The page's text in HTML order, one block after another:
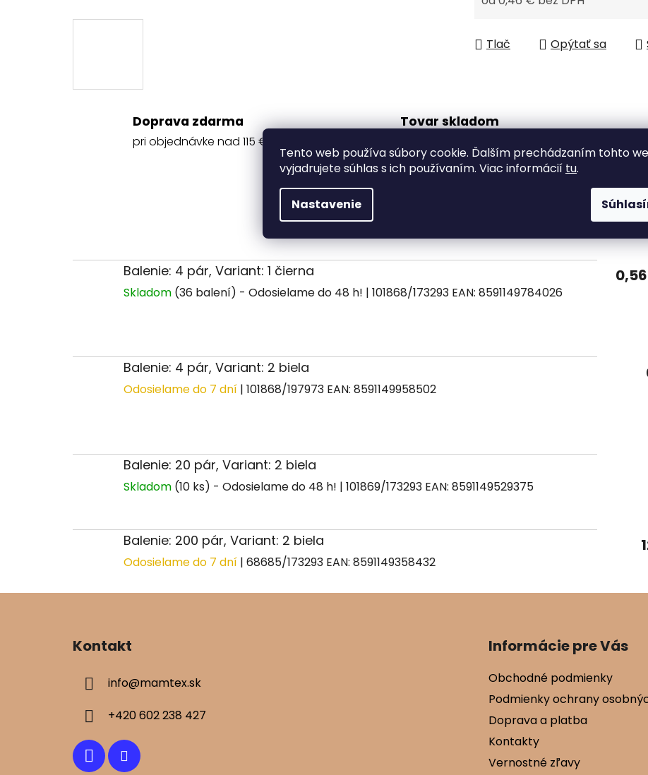
Tento web používa súbory cookie. Ďalším prechádzaním tohto
vyjadrujete súhlas s ich používaním. Viac informácií tu.
Nastavenie
Tlač
Opýtať sa
Doprava zdarma
pri objednávke nad 115 €
Tovar skladom
Varianty Diskusia
Balenie: 4 pár, Variant: 1 čierna
Skladom (36 balení) | 101868/173293 EAN: 8591149784026
Balenie: 4 pár, Variant: 2 biela
Odosielame do 7 dní | 101868/197973 EAN: 8591149958502
Balenie: 20 pár, Variant: 2 biela
Skladom (10 ks) | 101869/173293 EAN: 8591149529375
Balenie: 200 pár, Variant: 2 biela
Odosielame do 7 dní | 68685/173293 EAN: 8591149358432
Kontakt
info@mamtex.sk
+420 602 238 427
Informácie pre Vás
Obchodné podmienky
Podmienky ochrany
Doprava a platba
Kontakty
Vernostné zľavy